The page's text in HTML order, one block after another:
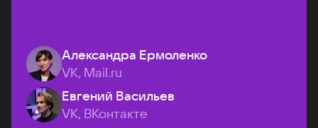
Александра Ермоленко
VK, Mail.ru
Евгений Васильев
VK, ВКонтакте